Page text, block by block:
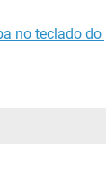
no teclado do